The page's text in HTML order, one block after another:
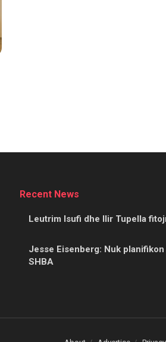
Recent News
Leutrim Isufi dhe Ilir Tupella
Jesse Eisenberg: Nuk
SHBA